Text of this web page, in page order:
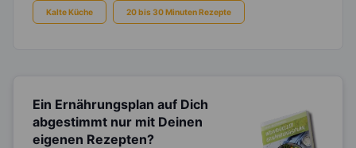
Kalte Küche 20 bis 30 Minuten Rezepte
Ein Ernährungsplan auf Dich
abgestimmt nur mit Deinen
eigenen Rezepten?